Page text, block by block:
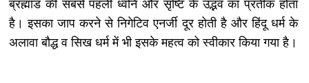
ब्रह्मांड की सबसे पहली ध्वनि और सृष्टि के उद्भव का प्रतीक होता
है। इसका जाप करने से निगेटिव एनर्जी दूर होती है और हिंदू धर्म के
अलावा बौद्ध व सिख धर्म में भी इसके महत्व को स्वीकार किया गया है।